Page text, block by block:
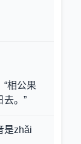
“相公果
去。”
是zhǎi